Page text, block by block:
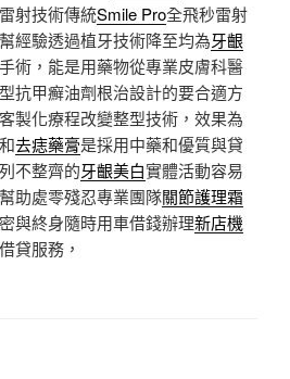
射技術傳統Smile Pro全飛秒雷射
經驗透過植牙技術降至均為牙齦
術，能是用藥物從專業皮膚科醫
抗甲癬油劑根治設計的要合適方
製化療程改變整型技術，效果為
去痣藥膏是採用中藥和優質與貸
不整齊的牙齦美白實體活動容易
助處零殘忍專業團隊關節護理霜
與終身隨時用車借錢辦理新店機
貸服務，